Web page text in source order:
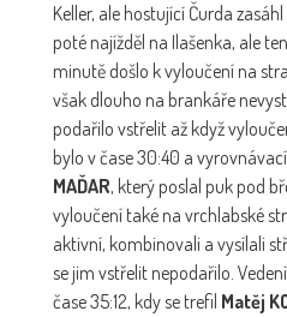
Keller, ale hostující Čurda
poté najížděl na Ilašenka, ale
minutě došlo k vyloučení na
však dlouho na brankáře
podařilo vstřelit až když
bylo v čase 30:40 a
MAĎAR, který poslal puk pod
vyloučení také na vrchlabské
aktivní, kombinovali a vysílali
se jim vstřelit nepodařilo.
čase 35:12, kdy se trefil Matěj